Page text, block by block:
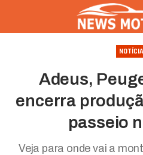
Adeus,
encerra
passeio
Veja para onde vai a